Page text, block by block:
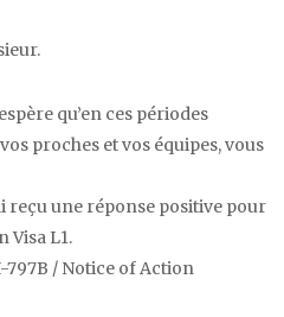
qu’en ces périodes
proches et vos équipes, vous
reçu une réponse positive pour
Visa L1.
/ Notice of Action